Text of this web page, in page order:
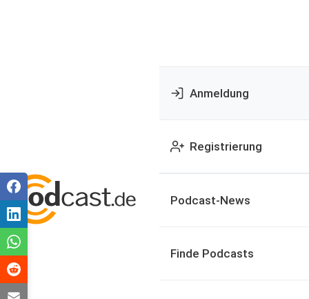
Anmeldung
Registrierung
Podcast-News
Finde Podcasts